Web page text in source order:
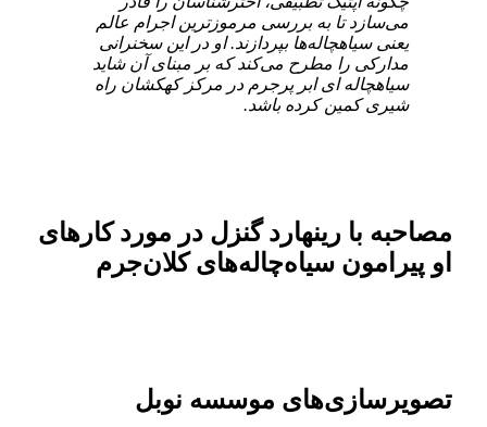
می‌سازد تا به بررسی مرموزترین اجرام عالم
یعنی سیاهچاله‌ها بپردازند. او در این سخنرانی
مدارکی را مطرح می‌کند که بر مبنای آن شاید
سیاهچاله ای ابر پرجرم در مرکز کهکشان راه
شیری کمین کرده باشد.
مصاحبه با رینهارد گنزل در مورد کارهای
او پیرامون سیاه‌چاله‌های کلان‌جرم
تصویرسازی‌های موسسه نوبل